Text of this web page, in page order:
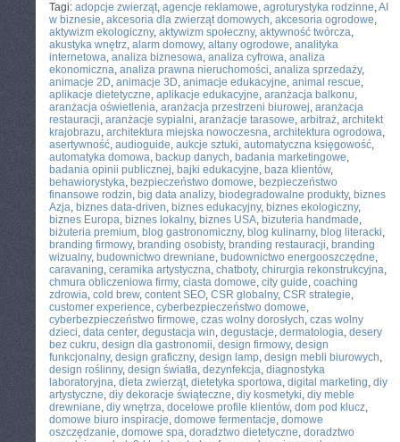
Tagi: adopcje zwierząt, agencje reklamowe, agroturystyka rodzinne,AI
w biznesie, akcesoria dla zwierząt domowych, akcesoria ogrodowe,
aktywizm ekologiczny, aktywizm społeczny, aktywność twórcza,
akustyka wnętrz, alarm domowy, altany ogrodowe, analityka
internetowa, analiza biznesowa, analiza cyfrowa, analiza
ekonomiczna, analiza prawna nieruchomości, analiza sprzedaży,
animacje 2D, animacje 3D, animacje edukacyjne, animal rescue,
aplikacje dietetyczne, aplikacje edukacyjne, aranżacja balkonu,
aranżacja oświetlenia, aranżacja przestrzeni biurowej, aranżacja
restauracji, aranżacje sypialni, aranżacje tarasowe, arbitraż, architekt
krajobrazu, architektura miejska nowoczesna, architektura ogrodowa,
asertywność, audioguide, aukcje sztuki, automatyczna księgowość,
automatyka domowa, backup danych, badania marketingowe,
badania opinii publicznej, bajki edukacyjne, baza klientów,
behawiorystyka, bezpieczeństwo domowe, bezpieczeństwo
finansowe rodzin, big data analizy, biodegradowalne produkty, biznes
Azja, biznes data-driven, biznes edukacyjny, biznes ekologiczny,
biznes Europa, biznes lokalny, biznes USA, bizuteria handmade,
biżuteria premium, blog gastronomiczny, blog kulinarny, blog literacki,
branding firmowy, branding osobisty, branding restauracji, branding
wizualny, budownictwo drewniane, budownictwo energooszczędne,
caravaning, ceramika artystyczna, chatboty, chirurgia rekonstrukcyjna,
chmura obliczeniowa firmy, ciasta domowe, city guide, coaching
zdrowia, cold brew, content SEO, CSR globalny, CSR strategie,
customer experience, cyberbezpieczeństwo domowe,
cyberbezpieczeństwo firmowe, czas wolny dorosłych, czas wolny
dzieci, data center, degustacja win, degustacje, dermatologia, desery
bez cukru, design dla gastronomii, design firmowy, design
funkcjonalny, design graficzny, design lamp, design mebli biurowych,
design roślinny, design światła, dezynfekcja, diagnostyka
laboratoryjna, dieta zwierząt, dietetyka sportowa, digital marketing, diy
artystyczne, diy dekoracje świąteczne, diy kosmetyki, diy meble
drewniane, diy wnętrza, docelowe profile klientów, dom pod klucz,
domowe biuro inspiracje, domowe fermentacje, domowe
oszczędzanie, domowe spa, doradztwo dietetyczne, doradztwo